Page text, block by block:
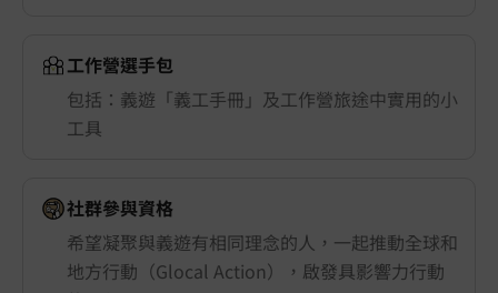
工作營選手包
包括：義遊「義工手冊」及工作營旅途中實用的小
工具
社群參與資格
希望凝聚與義遊有相同理念的人，一起推動全球和
地方行動（Glocal Action），啟發具影響力行動